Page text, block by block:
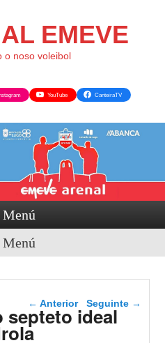
EMEVE
o noso voleibol
YouTube CanteiraTV
Menú
Menú
Navegador de artigos
← Anterior Seguinte →
septeto ideal